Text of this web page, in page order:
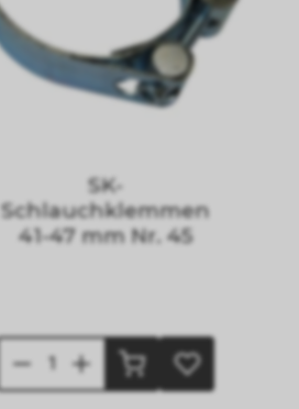
SK-
Schlauchklemmen
41-47 mm Nr. 45